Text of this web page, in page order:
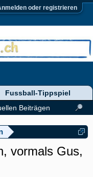
oder registrieren
vormals Gus,
Beiträgen
Fussball-Tippspiel